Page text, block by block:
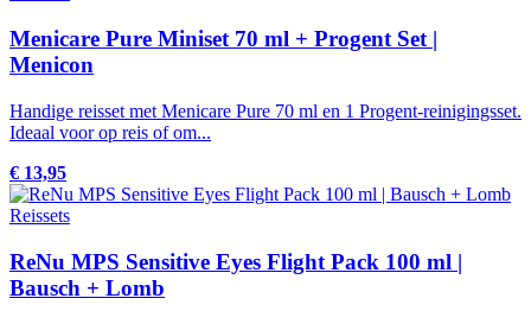
Menicare Pure Miniset 70 ml + Progent Set |
Menicon
Handige reisset met Menicare Pure 70 ml en 1 Progent-reinigingsset.
Ideaal voor op reis of om...
€ 13,95
Reissets
ReNu MPS Sensitive Eyes Flight Pack 100 ml |
Bausch + Lomb